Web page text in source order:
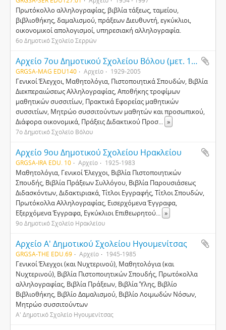
Πρωτόκολλο αλληλογραφίας, βιβλία τάξεως, ταμείου,
βιβλιοθήκης, δαμαλισμού, πράξεων Διευθυντή, εγκύκλιοι,
οικονομικοί απολογισμοί, υπηρεσιακή αλληλογραφία.
6ο Δημοτικό Σχολείο Σερρών
Αρχείο 7ου Δημοτικού Σχολείου Βόλου (μετ. 1ου Ν. Ιωνίας Βόλου)
GRGSA-MAG EDU140 Αρχείο 1929-2005
Γενικοί Έλεγχοι, Μαθητολόγια, Πιστοποιητικά Σπουδών, Βιβλία
Διεκπεραιώσεως Αλληλογραφίας, Αποθήκης τροφίμων
μαθητικών συσσιτίων, Πρακτικά Εφορείας μαθητικών
συσσιτίων, Μητρώο συσσιτούντων μαθητών και προσωπικού,
Διάφορα οικονομικά, Πράξεις Διδακτικού Προσ... »
7ο Δημοτικό Σχολείο Βόλου
Αρχείο 9ου Δημοτικού Σχολείου Ηρακλείου
GRGSA-IRA EDU. 10 Αρχείο 1925-1983
Mαθητολόγια, Γενικοί Έλεγχοι, Bιβλία Πιστοποιητικών
Σπουδής, Βιβλία Πράξεων Συλλόγου, Bιβλία Παρουσιάσεως
Διδασκόντων, Διδακτιριακά, Tίτλοι Eγγραφής, Tίτλοι Σπουδών,
Πρωτόκολλα Aλληλογραφίας, Eισερχόμενα Έγγραφα,
Eξερχόμενα Έγγραφα, Eγκύκλιοι Eπιθεωρητού... »
9ο Δημοτικό Σχολείο Ηρακλείου
Αρχείο Α' Δημοτικού Σχολείου Ηγουμενίτσας
GRGSA-THE EDU.69 Αρχείο 1945-1985
Γενικοί Έλεγχοι (και Νυχτερινού), Μαθητολόγια (και
Νυχτερινού), Βιβλία Πιστοποιητικών Σπουδής, Πρωτόκολλα
αλληλογραφίας, Βιβλία Πράξεων, Βιβλία Ύλης, Βιβλίο
Βιβλιοθήκης, Βιβλίο Δαμαλισμού, Βιβλίο Λοιμωδών Νόσων,
Μητρώο συσσιτούντων
Α' Δημοτικό Σχολείο Ηγουμενίτσας